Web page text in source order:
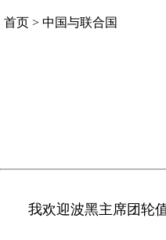
首页 > 中国与联合国
我欢迎波黑主席团轮